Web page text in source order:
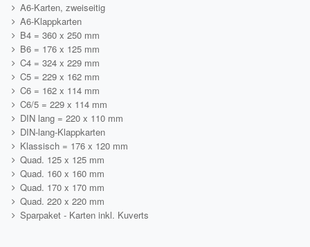
A6-Karten, zweiseitig
A6-Klappkarten
B4 = 360 x 250 mm
B6 = 176 x 125 mm
C4 = 324 x 229 mm
C5 = 229 x 162 mm
C6 = 162 x 114 mm
C6/5 = 229 x 114 mm
DIN lang = 220 x 110 mm
DIN-lang-Klappkarten
Klassisch = 176 x 120 mm
Quad. 125 x 125 mm
Quad. 160 x 160 mm
Quad. 170 x 170 mm
Quad. 220 x 220 mm
Sparpaket - Karten inkl. Kuverts